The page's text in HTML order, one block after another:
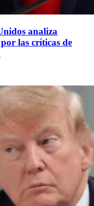
analiza
las críticas de